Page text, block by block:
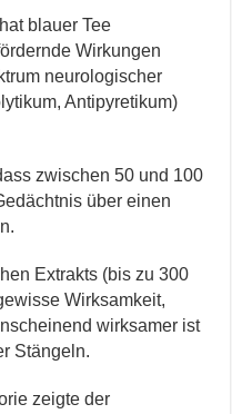
blauer Tee
Wirkungen
neurologischer
Antipyretikum)
zwischen 50 und 100
über einen
Extrakts (bis zu 300
Wirksamkeit,
wirksamer ist
Stängeln.
zeigte der